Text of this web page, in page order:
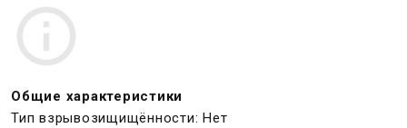
Общие характеристики
Тип взрывозищищённости: Нет